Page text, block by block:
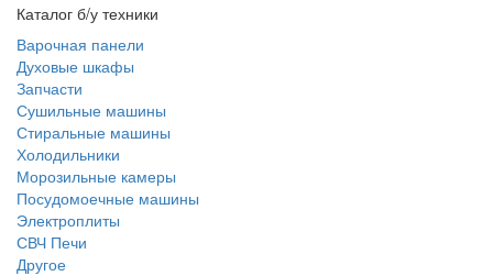
Каталог б/у техники
Варочная панели
Духовые шкафы
Запчасти
Сушильные машины
Стиральные машины
Холодильники
Морозильные камеры
Посудомоечные машины
Электроплиты
СВЧ Печи
Другое